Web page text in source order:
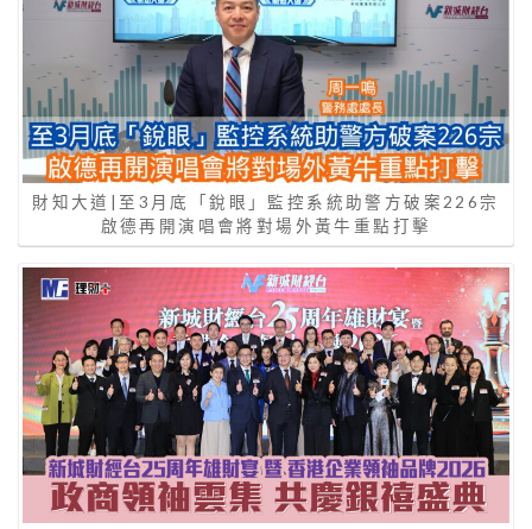
財知大道|至3月底「銳眼」監控系統助警方破案226宗
啟德再開演唱會將對場外黃牛重點打擊